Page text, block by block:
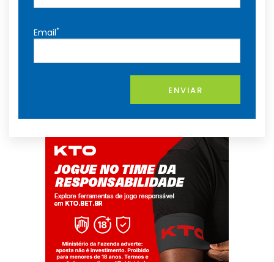
Email*
ENVIAR